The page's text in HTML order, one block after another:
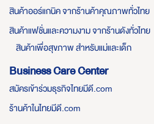
สินค้าออร์แกนิค จากร้านค้าคุณภาพทั่วไทย
สินค้าแฟชั่นและความงาม จากร้านดังทั่วไทย
สินค้าเพื่อสุขภาพ สำหรับแม่และเด็ก
Business Care Center
สมัครเข้าร่วมธุรกิจไทยมีดี.com
ร้านค้าในไทยมีดี.com